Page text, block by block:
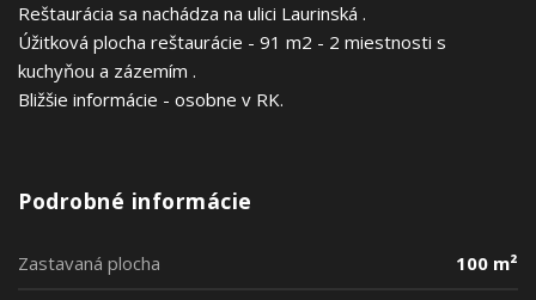
Reštaurácia sa nachádza na ulici Laurinská .
Úžitková plocha reštaurácie - 91 m2 - 2 miestnosti s
kuchyňou a zázemím .
Bližšie informácie - osobne v RK.
Podrobné informácie
Zastavaná plocha 100 m²